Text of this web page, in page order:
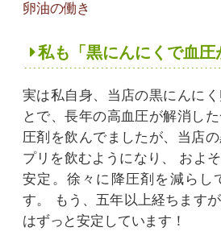
卵油の働き
私も「黒にんにくで血
実は私自身、当店の黒にんに
とで、長年の高血圧が解消し
圧剤を飲んでましたが、当店
プリを飲むようになり、
およ
安定。徐々に降圧剤を減らし
す。
もう、五年以上経ちます
はずっと安定しています！